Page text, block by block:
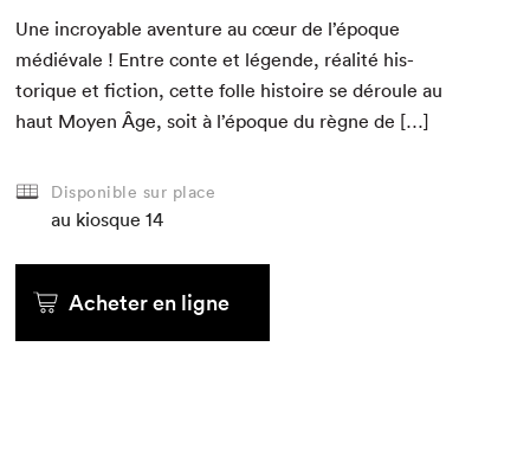
Une incroy­able aven­ture au cœur de l’époque
médié­vale ! Entre con­te et légende, réal­ité his­
torique et fic­tion, cette folle his­toire se déroule au
haut Moyen Âge, soit à l’époque du règne de […]
Disponible sur place
au kiosque 14
Acheter en ligne